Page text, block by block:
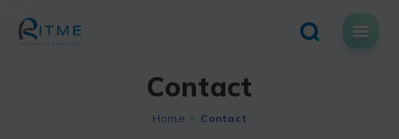
content
Contact
Home Contact